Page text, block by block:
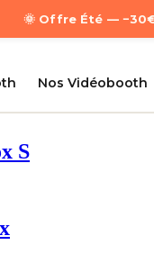
🌞 Offre Été —
Nos Vidéobooth
S